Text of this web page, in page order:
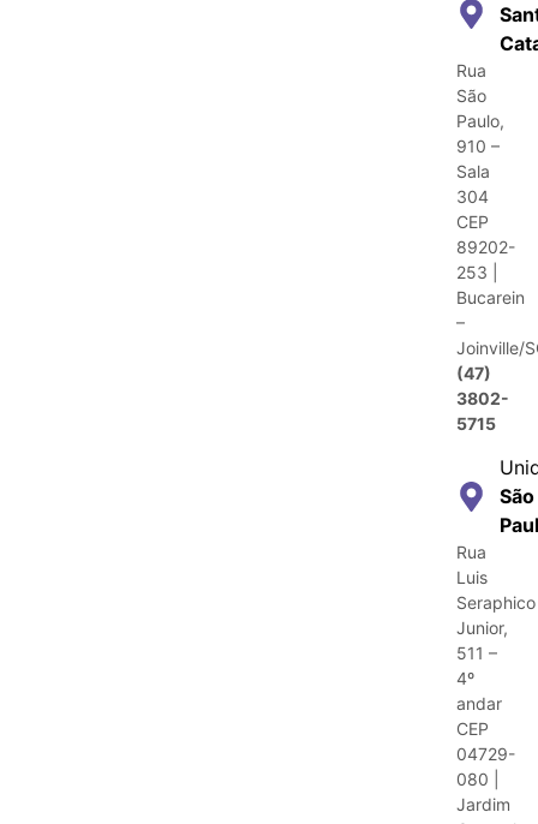
Rua
São
Paulo,
910 –
Sala
304
CEP
89202-
253 |
Bucarein
–
Joinville/
(47)
3802-
5715
São
Rua
Luis
Seraphico
Junior,
511 –
4º
andar
CEP
04729-
080 |
Jardim